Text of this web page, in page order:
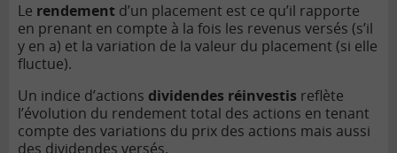
Le rendement d’un placement est ce qu’il rapporte
en prenant en compte à la fois les revenus versés (s’il
y en a) et la variation de la valeur du placement (si elle
fluctue).
Un indice d’actions dividendes réinvestis reflète
l’évolution du rendement total des actions en tenant
compte des variations du prix des actions mais aussi
des dividendes versés.